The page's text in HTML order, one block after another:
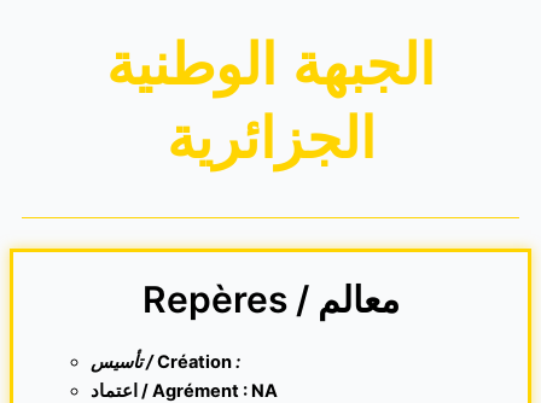
الجبهة الوطنية
الجزائرية
Repères / معالم
تأسيس /Création:
اعتماد / Agrément : NA